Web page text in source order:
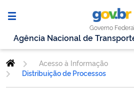
Governo Federal
Agência Nacional de
Acesso à Informação
Distribuição de Processos